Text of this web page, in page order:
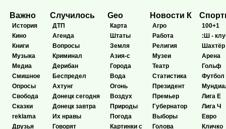
Важно
История
Кино
Книги
Музыка
Медиа
Смишное
Опросы
Свобода
Сказки
reklama
Друзья
Случилось
ДТП
Агенда
Вопросы
Криминал
Дерибан
Беспредел
Ахтунг
Донецк сегодня
Донецк завтра
Их нравы
Говорят
Geo
Карта
Штаты
Земля
Азия-с
Города
Вода
Огонь
Воздух
Природы
Погода
Картинки с
Новости К
Агро
Работа
Религия
Музеи
Театр
Статистика
Президент
Премьер
Губернатор
Выборы
Голова
100+1
:Ш -
Шахтёр
Арена
Гольф
Футбол
Лига Е
Лига Ч
Евро
Кличко